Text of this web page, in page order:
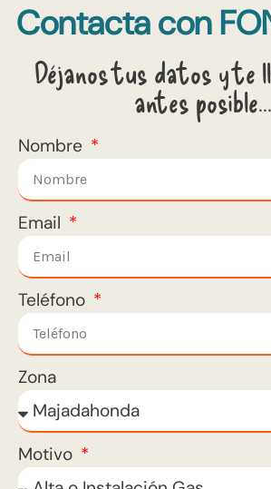
Contacta con
Déjanos tus datos y te
antes posible...
Nombre
Email
Teléfono
Zona
Motivo